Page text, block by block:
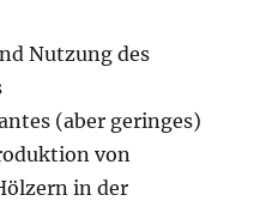
Nutzung des
(aber geringes)
von
in der